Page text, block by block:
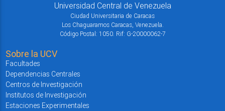
Universidad Central de Venezuela
Ciudad Universitaria de Caracas
Los Chaguaramos Caracas, Venezuela.
Código Postal: 1050. Rif: G-20000062-7
Sobre la UCV
Facultades
Dependencias Centrales
Centros de Investigación
Institutos de Investigación
Estaciones Experimentales